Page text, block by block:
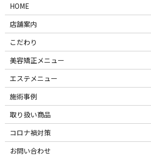
HOME
店舗案内
こだわり
美容矯正メニュー
エステメニュー
施術事例
取り扱い商品
コロナ禍対策
お問い合わせ